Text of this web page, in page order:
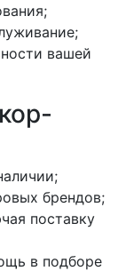
вашей
брендов;
поставку
в подборе